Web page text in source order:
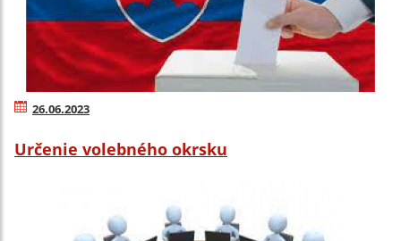
26.06.2023
Určenie volebného okrsku